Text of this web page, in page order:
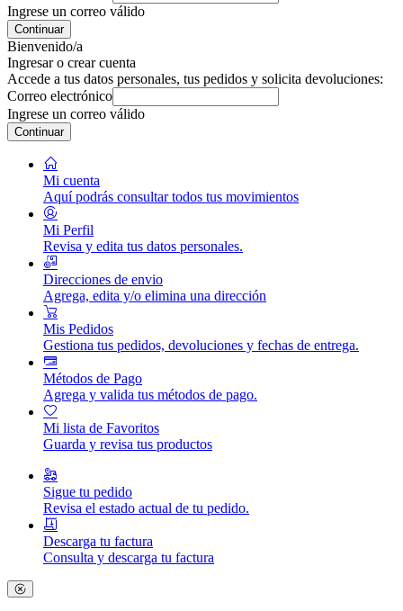
Ingrese un correo válido
Continuar
Bienvenido/a
Ingresar o crear cuenta
Accede a tus datos personales, tus pedidos y solicita devoluciones:
Correo electrónico
Ingrese un correo válido
Continuar
Mi cuenta
Aquí podrás consultar todos tus movimientos
Mi Perfil
Revisa y edita tus datos personales.
Direcciones de envio
Agrega, edita y/o elimina una dirección
Mis Pedidos
Gestiona tus pedidos, devoluciones y fechas de entrega.
Métodos de Pago
Agrega y valida tus métodos de pago.
Mi lista de Favoritos
Guarda y revisa tus productos
Sigue tu pedido
Revisa el estado actual de tu pedido.
Descarga tu factura
Consulta y descarga tu factura